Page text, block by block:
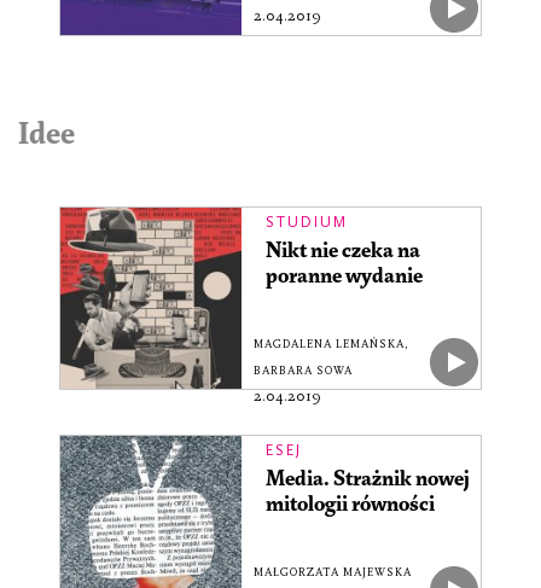
2.04.2019
Idee
STUDIUM
Nikt nie czeka na
poranne wydanie
MAGDALENA LEMAŃSKA,
BARBARA SOWA
2.04.2019
ESEJ
Media. Strażnik nowej
mitologii równości
MAŁGORZATA MAJEWSKA